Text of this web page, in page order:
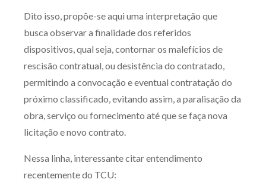
Dito isso, propõe-se aqui uma interpretação que
busca observar a finalidade dos referidos
dispositivos, qual seja, contornar os malefícios de
rescisão contratual, ou desistência do contratado,
permitindo a convocação e eventual contratação do
próximo classificado, evitando assim, a paralisação da
obra, serviço ou fornecimento até que se faça nova
licitação e novo contrato.
Nessa linha, interessante citar entendimento
recentemente do TCU: